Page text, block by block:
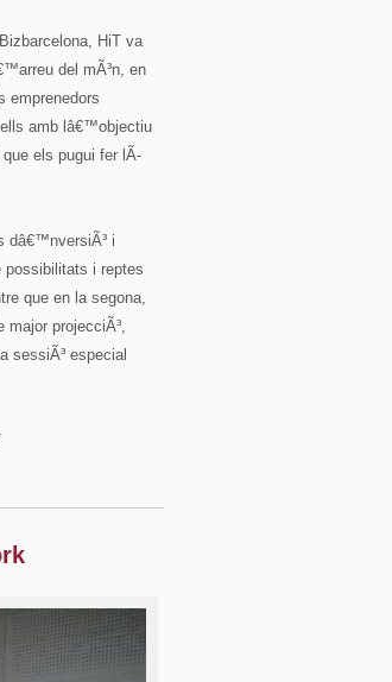
HiT va
del mÃ³n, en
emprenedors
amb lâ€™objectiu
que els pugui fer lÃ­
dâ€™nversiÃ³ i
possibilitats i reptes
que en la segona,
major projecciÃ³,
sessiÃ³ especial